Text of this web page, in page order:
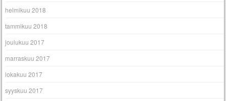
helmikuu 2018
tammikuu 2018
joulukuu 2017
marraskuu 2017
lokakuu 2017
syyskuu 2017